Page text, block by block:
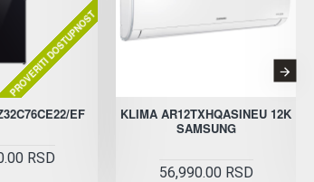
PROVERITI DOSTUPNOST
EF
RSD
KLIMA AR12TXHQASINEU 12K
SAMSUNG
56,990.00 RSD